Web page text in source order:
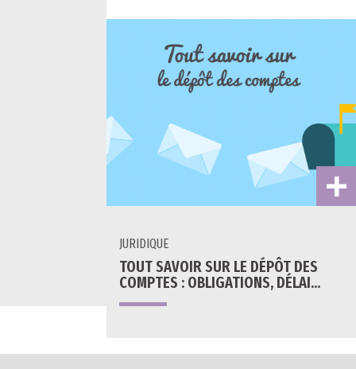
JURIDIQUE
TOUT SAVOIR SUR LE DÉPÔT DES
COMPTES : OBLIGATIONS, DÉLAI…